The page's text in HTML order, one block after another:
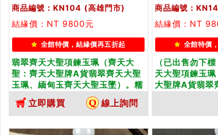
商品編號：KN104 (高雄門市)
結緣價：NT 9800元
全館特價，結緣價再五折起
翡翠齊天大聖項鍊玉珮（齊天大
聖：齊天大聖牌A貨翡翠齊天大聖
玉珮、緬甸玉齊天大聖玉墜）。糯
種春帶彩齊天大聖，KN104。客製
化訂做各種翡翠齊天大聖吊墜玉珮
項鍊。★附A貨翡翠雙證書
立即購買 線上詢問
商品編號：
結緣價：NT
全館特價
（已出售勿下
天大聖項鍊玉
大聖牌A貨翡翠
翡翠齊天大聖
A貨翡翠雙證書